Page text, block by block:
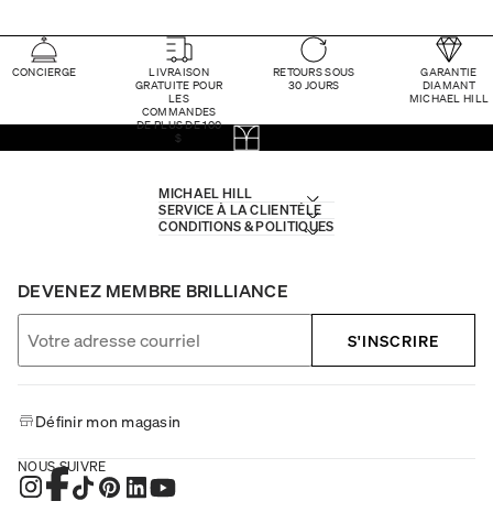
CONCIERGE
LIVRAISON
GRATUITE POUR
LES
COMMANDES
DE PLUS DE 100
$
RETOURS SOUS
30 JOURS
GARANTIE
DIAMANT
MICHAEL HILL
MICHAEL HILL
SERVICE À LA CLIENTÈLE
CONDITIONS & POLITIQUES
DEVENEZ MEMBRE BRILLIANCE
S'INSCRIRE
Définir mon magasin
NOUS SUIVRE